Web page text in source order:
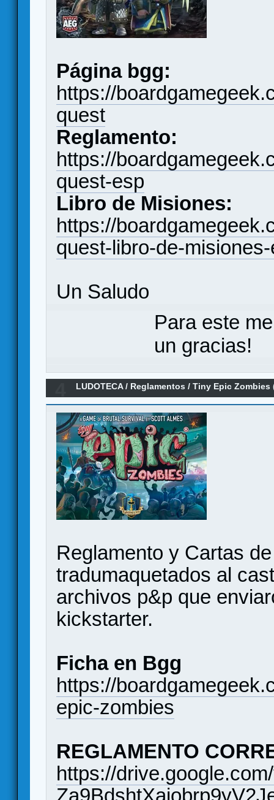
Página bgg:
https://
quest
Reglamento:
https://
quest-esp
Libro de Misiones:
https://
quest-libro-de-
Un Saludo
Para este
un gracias!
LUDOTECA/ Reglamentos /Tiny Epic Zombies
Reglamento y Cartas
tradumaquetados al
archivos p&p que
kickstarter.
Ficha en Bgg
https://
epic-zombies
REGLAMENTO
https://